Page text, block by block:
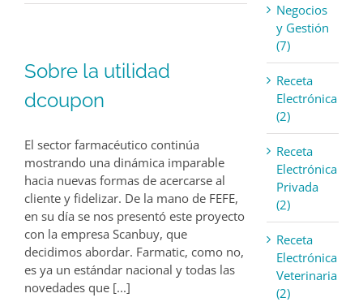
Sobre la utilidad
dcoupon
El sector farmacéutico continúa
mostrando una dinámica imparable
hacia nuevas formas de acercarse al
cliente y fidelizar. De la mano de FEFE,
en su día se nos presentó este proyecto
con la empresa Scanbuy, que
decidimos abordar. Farmatic, como no,
es ya un estándar nacional y todas las
novedades que [...]
Negocios
y Gestión
(7)
Receta
Electrónica
(2)
Receta
Electrónica
Privada
(2)
Receta
Electrónica
Veterinaria
(2)